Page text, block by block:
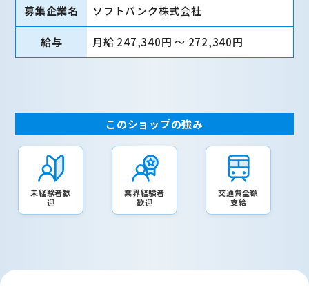
募集企業名 ソフトバンク株式会社
給与 月給 247,340円 〜 272,340円
このショップの強み
未経験者歓
迎
業界経験者
歓迎
交通費全額
支給